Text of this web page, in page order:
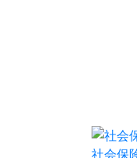
社会保